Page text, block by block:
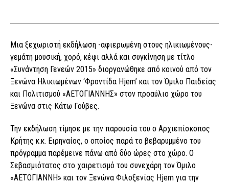
Μια ξεχωριστή εκδήλωση -αφιερωμένη στους ηλικιωμένους-
γεμάτη μουσική, χορό, κέφι αλλά και συγκίνηση με τίτλο
«Συνάντηση Γενεών 2015» διοργανώθηκε από κοινού από τον
Ξενώνα Ηλικιωμένων ‘Φροντίδα Hjem’ και τον Όμιλο Παιδείας
και Πολιτισμού «ΑΕΤΟΓΙΑΝΝΗΣ» στον προαύλιο χώρο του
Ξενώνα στις Κάτω Γούβες.
Την εκδήλωση τίμησε με την παρουσία του ο Αρχιεπίσκοπος
Κρήτης κ.κ. Ειρηναίος, ο οποίος παρά το βεβαρυμμένο του
πρόγραμμα παρέμεινε πάνω από δύο ώρες στο χώρο. Ο
Σεβασμιότατος στο χαιρετισμό του συνεχάρη τον Όμιλο
«ΑΕΤΟΓΙΑΝΝΗ» και τον Ξενώνα Φιλοξενίας Hjem για την